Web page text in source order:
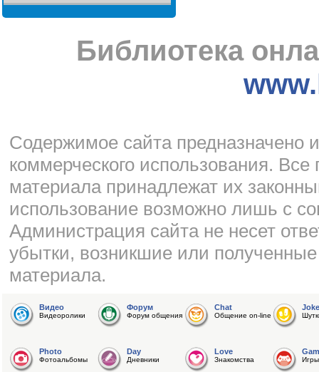
Библиотека
Cодержимое сайта предназначено
коммерческого использования.
материала принадлежат их
использование возможно лишь с
Администрация сайта не несет
убытки, возникшие или
материала.
Видео
Видеоролики
Форум
Форум общения
Chat
Общение on-line
Joke
Photo
Фотоальбомы
Day
Дневники
Love
Знакомства Игры